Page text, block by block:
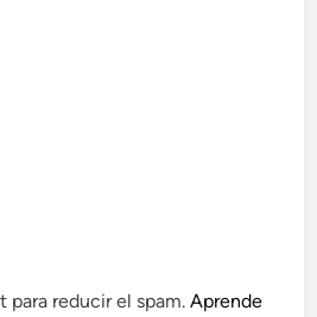
para reducir el spam.Aprende